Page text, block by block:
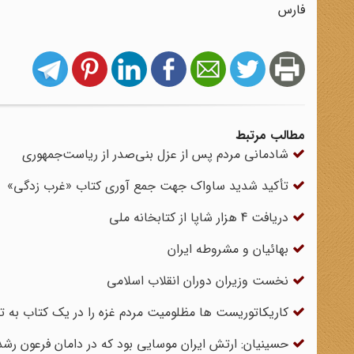
فارس
مطالب مرتبط
شادمانی مردم پس از عزل بنی‌صدر از ریاست‌جمهوری
تأکید شدید ساواک جهت جمع آوری کتاب «غرب زدگی»
دریافت 4 هزار شاپا از کتابخانه ملی
بهائیان و مشروطه ایران
نخست وزیران دوران انقلاب اسلامی
کاریکاتوریست ها مظلومیت مردم غزه را در یک کتاب به
حسینیان: ارتش ایران موسایی بود که در دامان فرعون